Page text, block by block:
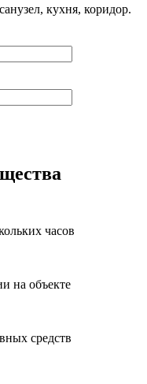
кухня, коридор.
часов
на объекте
средств